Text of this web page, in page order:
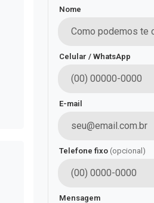
Nome
Celular / WhatsApp
E-mail
Telefone fixo (opcional)
Mensagem